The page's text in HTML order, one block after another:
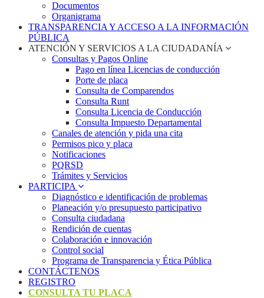
Documentos
Organigrama
TRANSPARENCIA Y ACCESO A LA INFORMACIÓN
PÚBLICA
ATENCIÓN Y SERVICIOS A LA CIUDADANÍA
Consultas y Pagos Online
Pago en línea Licencias de conducción
Porte de placa
Consulta de Comparendos
Consulta Runt
Consulta Licencia de Conducción
Consulta Impuesto Departamental
Canales de atención y pida una cita
Permisos pico y placa
Notificaciones
PQRSD
Trámites y Servicios
PARTICIPA
Diagnóstico e identificación de problemas
Planeación y/o presupuesto participativo​
Consulta ciudadana
Rendición de cuentas
Colaboración e innovación
Control social
Programa de Transparencia y Ética Pública
CONTÁCTENOS
REGISTRO
CONSULTA TU PLACA